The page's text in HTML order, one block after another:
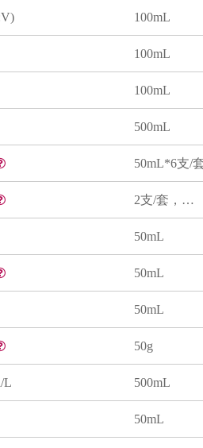
100mL
100mL
100mL
500mL
50mL*6支/
2支/套，序号1为20g，序号2为500mL
50mL
50mL
50mL
50g
L 500mL
50mL